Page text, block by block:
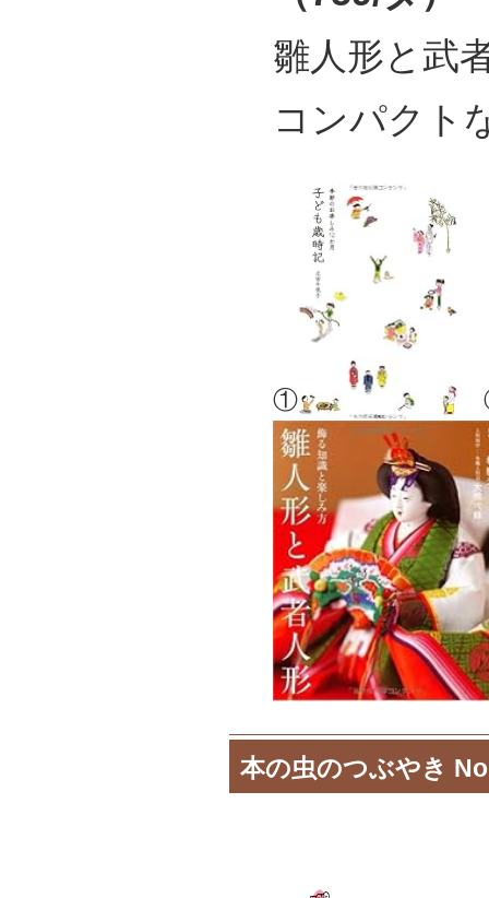
雛人形と武
コンパクト
①
本の虫のつぶやき